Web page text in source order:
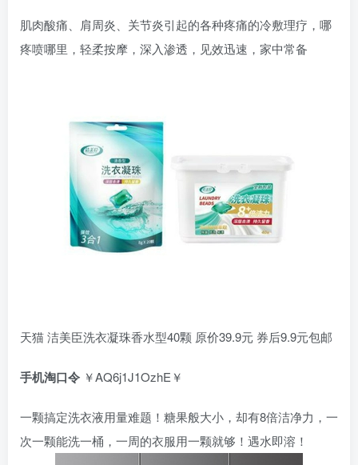
肌肉酸痛、肩周炎、关节炎引起的各种疼痛的冷敷理疗，哪
疼喷哪里，轻柔按摩，深入渗透，见效迅速，家中常备
天猫 洁美臣洗衣凝珠香水型40颗 原价39.9元 券后9.9元包邮
手机淘口令 ￥AQ6j1J1OzhE￥
一颗搞定洗衣液用量难题！糖果般大小，却有8倍洁净力，一
次一颗能洗一桶，一周的衣服用一颗就够！遇水即溶！